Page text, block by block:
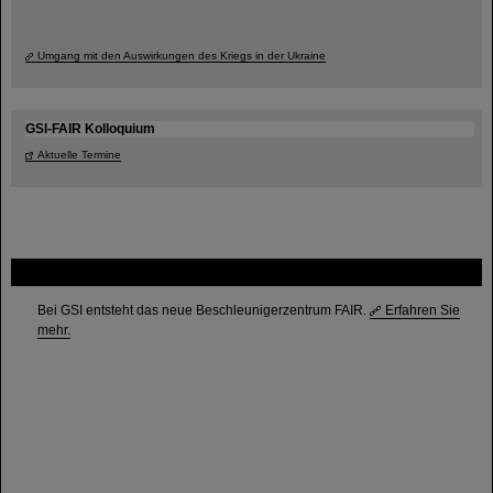
Bei GSI entsteht das neue Beschleunigerzentrum FAIR.
Erfahren Sie
mehr.
Umgang mit den Auswirkungen des Kriegs in der Ukraine
GSI-FAIR Kolloquium
Aktuelle Termine